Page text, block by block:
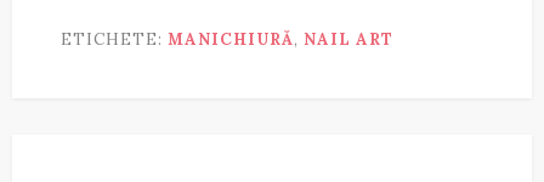
ETICHETE: MANICHIURĂ, NAIL ART